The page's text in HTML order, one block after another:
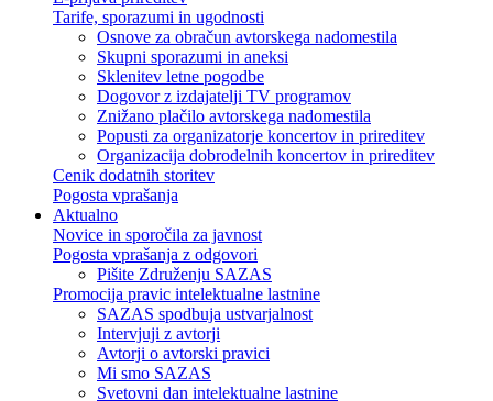
Tarife, sporazumi in ugodnosti
Osnove za obračun avtorskega nadomestila
Skupni sporazumi in aneksi
Sklenitev letne pogodbe
Dogovor z izdajatelji TV programov
Znižano plačilo avtorskega nadomestila
Popusti za organizatorje koncertov in prireditev
Organizacija dobrodelnih koncertov in prireditev
Cenik dodatnih storitev
Pogosta vprašanja
Aktualno
Novice in sporočila za javnost
Pogosta vprašanja z odgovori
Pišite Združenju SAZAS
Promocija pravic intelektualne lastnine
SAZAS spodbuja ustvarjalnost
Intervjuji z avtorji
Avtorji o avtorski pravici
Mi smo SAZAS
Svetovni dan intelektualne lastnine